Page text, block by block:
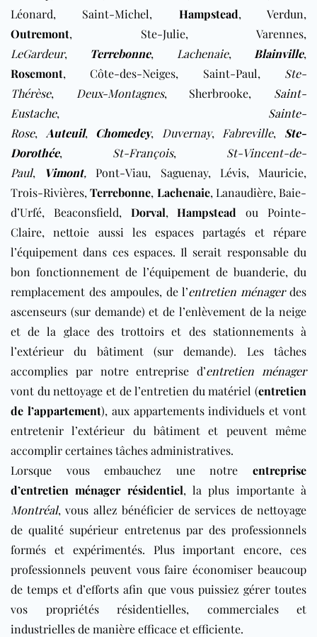
Léonard, Saint-Michel, Hampstead,Verdun,
Outremont,
Ste-Julie, Varennes,
LeGardeur, Terrebonne, Lachenaie, Blainville,
Rosemont, Côte-des-Neiges, Saint-Paul, Ste-
Thérèse, Deux-Montagnes, Sherbrooke, Saint-
Eustache, Sainte-
Rose, Auteuil, Chomedey, Duvernay, Fabreville, Ste-
Dorothée, St-François, St-Vincent-de-
Paul, Vimont, Pont-Viau, Saguenay, Lévis, Mauricie,
Trois-Rivières,Terrebonne, Lachenaie, Lanaudière, Baie-
d’Urfé, Beaconsfield, Dorval,Hampstead ou Pointe-
Claire, nettoie aussi les espaces partagés et répare
l’équipement dans ces espaces. Il serait responsable du
bon fonctionnement de l’équipement de buanderie, du
remplacement des ampoules, de l’entretien ménagerdes
ascenseurs (sur demande) et de l’enlèvement de la neige
et de la glace des trottoirs et des stationnements à
l’extérieur du bâtiment (sur demande). Les tâches
accomplies par notre entreprise d’entretien ménager
vont du nettoyage et de l’entretien du matériel (entretien
de l’appartement), aux appartements individuels et vont
entretenir l’extérieur du bâtiment et peuvent même
accomplir certaines tâches administratives.
Lorsque vous embauchez une notre entreprise
d’entretien ménager résidentiel, la plus importante à
Montréal, vous allez bénéficier de services de nettoyage
de qualité supérieur entretenus par des professionnels
formés et expérimentés. Plus important encore, ces
professionnels peuvent vous faire économiser beaucoup
de temps et d’efforts afin que vous puissiez gérer toutes
vos propriétés résidentielles, commerciales et
industrielles de manière efficace et efficiente.